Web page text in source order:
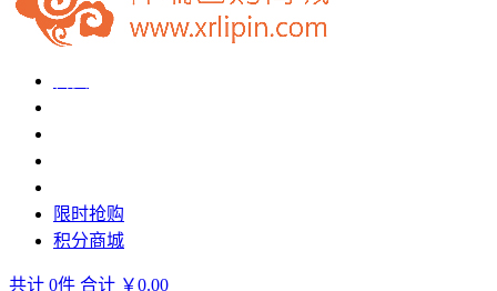
限时抢购
积分商城
共计 0件 合计 ￥0.00